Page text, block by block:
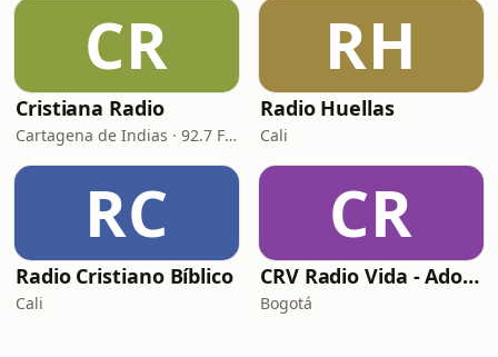
CR
Cristiana Radio
Cartagena de Indias · 92.7 FM
RH
Radio Huellas
Cali
RC
Radio Cristiano Bíblico
Cali
CR
CRV Radio Vida - Adoracion
Bogotá